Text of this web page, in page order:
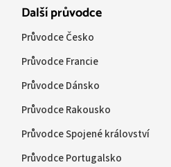
Další průvodce
Průvodce Česko
Průvodce Francie
Průvodce Dánsko
Průvodce Rakousko
Průvodce Spojené království
Průvodce Portugalsko